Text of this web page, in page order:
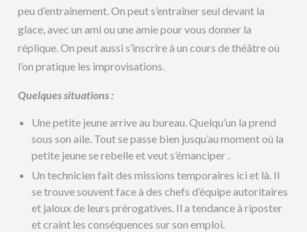
peu d’entraînement. On peut s’entraîner seul devant la
glace, avec un ami ou une amie pour vous donner la
réplique. On peut aussi s’inscrire à un cours de théâtre où
l’on pratique les improvisations.
Quelques situations :
Une petite jeune arrive au bureau. Quelqu’un la prend
sous son aile. Tout se passe bien jusqu’au moment où la
petite jeune se rebelle et veut s’émanciper .
Un technicien fait des missions temporaires ici et là. Il
se trouve souvent face à des chefs d’équipe autoritaires
et jaloux de leurs prérogatives. Il a tendance à riposter
et craint les conséquences sur son emploi.